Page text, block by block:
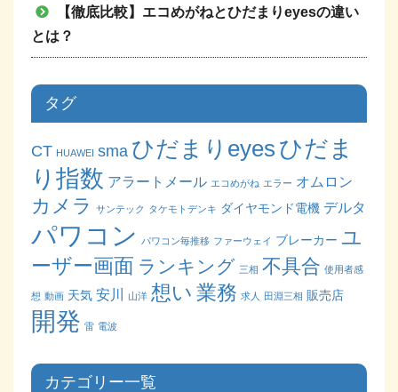
【徹底比較】エコめがねとひだまりeyesの違い
とは？
タグ
CT HUAWEI sma ひだまりeyes ひだま
り指数 アラートメール エコめがね エラー オムロン
カメラ サンテック タケモトデンキ ダイヤモンド電機 デルタ
パワコン パワコン毎推移 ファーウェイ ブレーカー ユ
ーザー画面 ランキング 三相 不具合 使用者感
想 動画 天気 安川 山洋 想い 業務 求人 田淵三相 販売店
開発 雷 電波
カテゴリー一覧